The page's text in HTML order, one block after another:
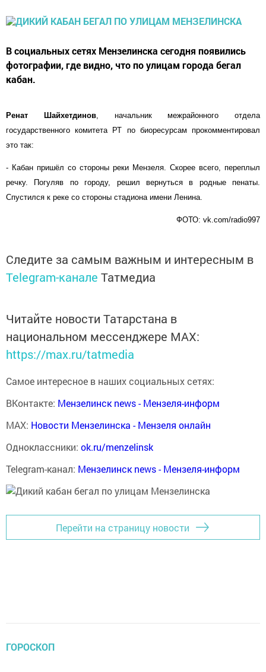
В социальных сетях Мензелинска сегодня появились
фотографии, где видно, что по улицам города бегал
кабан.
Ренат Шайхетдинов, начальник межрайонного отдела
государственного комитета РТ по биоресурсам прокомментировал
это так:
- Кабан пришёл со стороны реки Мензеля. Скорее всего, переплыл
речку. Погуляв по городу, решил вернуться в родные пенаты.
Спустился к реке со стороны стадиона имени Ленина.
ФОТО: vk.com/radio997
Следите за самым важным и интересным в
Telegram-канале Татмедиа
Читайте новости Татарстана в
национальном мессенджере MАХ:
https://max.ru/tatmedia
Самое интересное в наших социальных сетях:
ВКонтакте: Мензелинск news - Мензеля-информ
MAX: Новости Мензелинска - Мензеля онлайн
Одноклассники: ok.ru/menzelinsk
Telegram-канал: Мензелинск news - Мензеля-информ
Перейти на страницу новости
ГОРОСКОП